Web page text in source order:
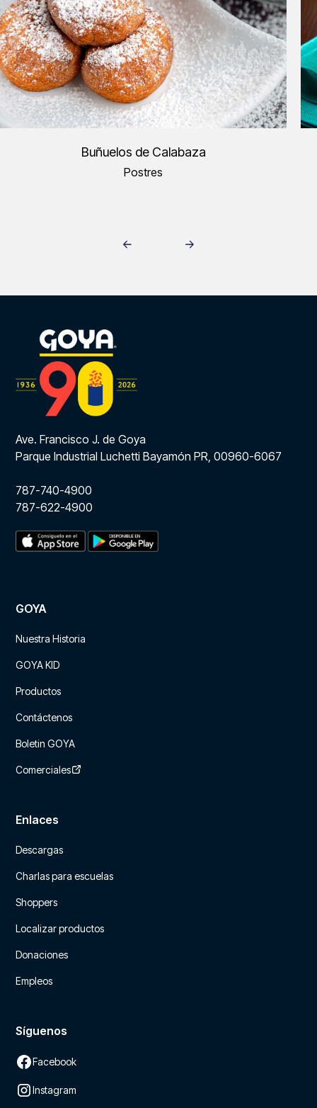
Buñuelos de Calabaza
Postres
Ave. Francisco J. de Goya
Parque Industrial Luchetti Bayamón PR, 00960-6067
787-740-4900
787-622-4900
GOYA
Nuestra Historia
GOYA KID
Productos
Contáctenos
Boletin GOYA
Comerciales
Enlaces
Descargas
Charlas para escuelas
Shoppers
Localizar productos
Donaciones
Empleos
Síguenos
Facebook
Instagram